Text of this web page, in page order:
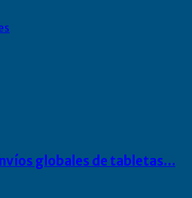
globales de tabletas…